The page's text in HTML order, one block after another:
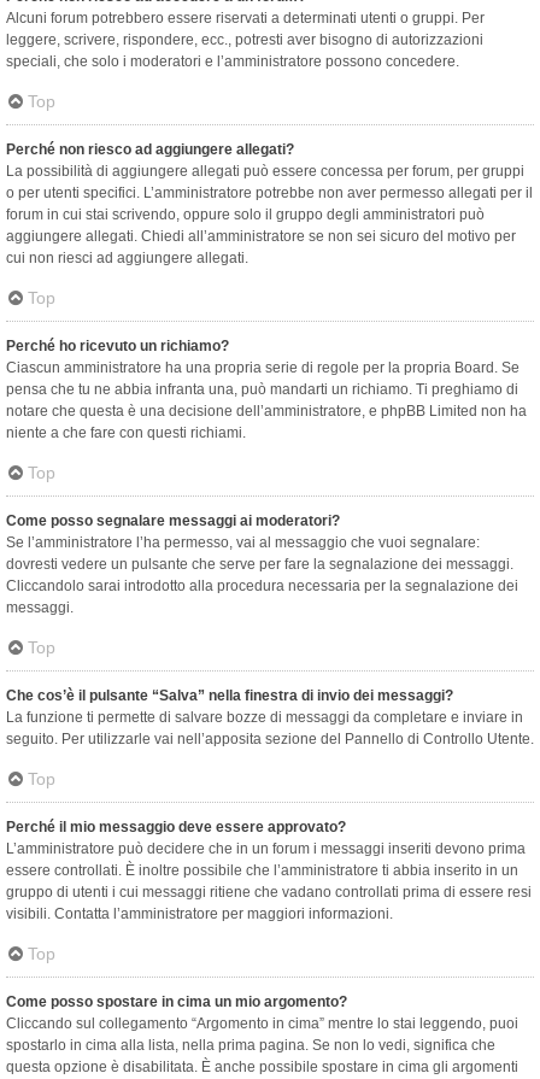
Alcuni forum potrebbero essere riservati a determinati utenti o gruppi. Per
leggere, scrivere, rispondere, ecc., potresti aver bisogno di autorizzazioni
speciali, che solo i moderatori e l’amministratore possono concedere.
Top
Perché non riesco ad aggiungere allegati?
La possibilità di aggiungere allegati può essere concessa per forum, per gruppi
o per utenti specifici. L’amministratore potrebbe non aver permesso allegati per il
forum in cui stai scrivendo, oppure solo il gruppo degli amministratori può
aggiungere allegati. Chiedi all’amministratore se non sei sicuro del motivo per
cui non riesci ad aggiungere allegati.
Top
Perché ho ricevuto un richiamo?
Ciascun amministratore ha una propria serie di regole per la propria Board. Se
pensa che tu ne abbia infranta una, può mandarti un richiamo. Ti preghiamo di
notare che questa è una decisione dell’amministratore, e phpBB Limited non ha
niente a che fare con questi richiami.
Top
Come posso segnalare messaggi ai moderatori?
Se l’amministratore l’ha permesso, vai al messaggio che vuoi segnalare:
dovresti vedere un pulsante che serve per fare la segnalazione dei messaggi.
Cliccandolo sarai introdotto alla procedura necessaria per la segnalazione dei
messaggi.
Top
Che cos’è il pulsante “Salva” nella finestra di invio dei messaggi?
La funzione ti permette di salvare bozze di messaggi da completare e inviare in
seguito. Per utilizzarle vai nell’apposita sezione del Pannello di Controllo Utente.
Top
Perché il mio messaggio deve essere approvato?
L’amministratore può decidere che in un forum i messaggi inseriti devono prima
essere controllati. È inoltre possibile che l’amministratore ti abbia inserito in un
gruppo di utenti i cui messaggi ritiene che vadano controllati prima di essere resi
visibili. Contatta l’amministratore per maggiori informazioni.
Top
Come posso spostare in cima un mio argomento?
Cliccando sul collegamento “Argomento in cima” mentre lo stai leggendo, puoi
spostarlo in cima alla lista, nella prima pagina. Se non lo vedi, significa che
questa opzione è disabilitata. È anche possibile spostare in cima gli argomenti